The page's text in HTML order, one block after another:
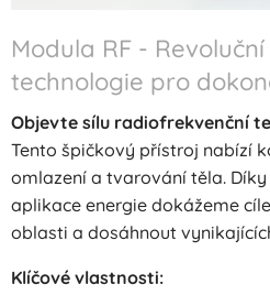
Modula RF -
technologie pro
Objevte sílu radiofrekvenční
Tento špičkový přístroj nabízí
omlazení a tvarování těla.
aplikace energie dokážeme
oblasti a dosáhnout
Klíčové vlastnosti: